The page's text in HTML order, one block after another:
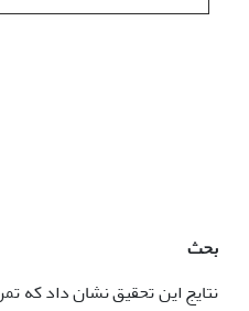
بحث
نتایج این تحقیق نشان داد